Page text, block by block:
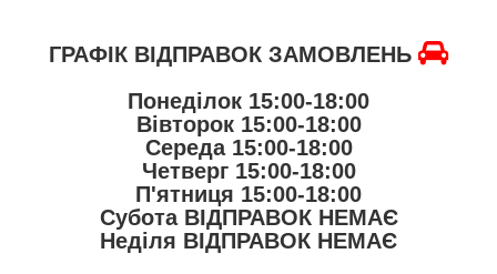
ГРАФІК ВІДПРАВОК ЗАМОВЛЕНЬ
Понеділок 15:00-18:00
Вівторок 15:00-18:00
Середа 15:00-18:00
Четверг 15:00-18:00
П'ятниця 15:00-18:00
Субота ВІДПРАВОК НЕМАЄ
Неділя ВІДПРАВОК НЕМАЄ